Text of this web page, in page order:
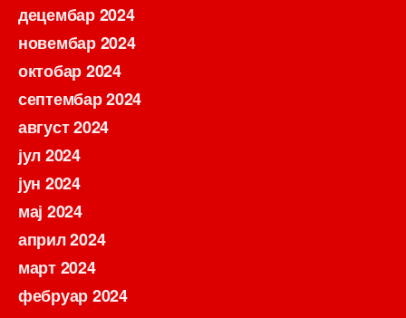
децембар 2024
новембар 2024
октобар 2024
септембар 2024
август 2024
јул 2024
јун 2024
мај 2024
април 2024
март 2024
фебруар 2024